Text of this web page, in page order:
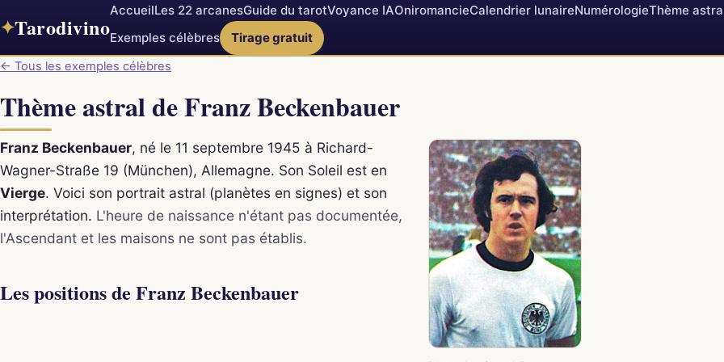
✦Tarodivino
AccueilLes 22 arcanesGuide du tarotVoyance IAOniromancieCalendrier lunaireNumérologieThème
Exemples célèbres
Tirage gratuit
← Tous les exemples célèbres
Thème astral de Franz Beckenbauer
Franz Beckenbauer, né le 11 septembre 1945 à Richard-
Wagner-Straße 19 (München), Allemagne. Son Soleil est en
Vierge. Voici son portrait astral (planètes en signes) et son
interprétation. L'heure de naissance n'étant pas documentée,
l'Ascendant et les maisons ne sont pas établis.
Les positions de Franz Beckenbauer